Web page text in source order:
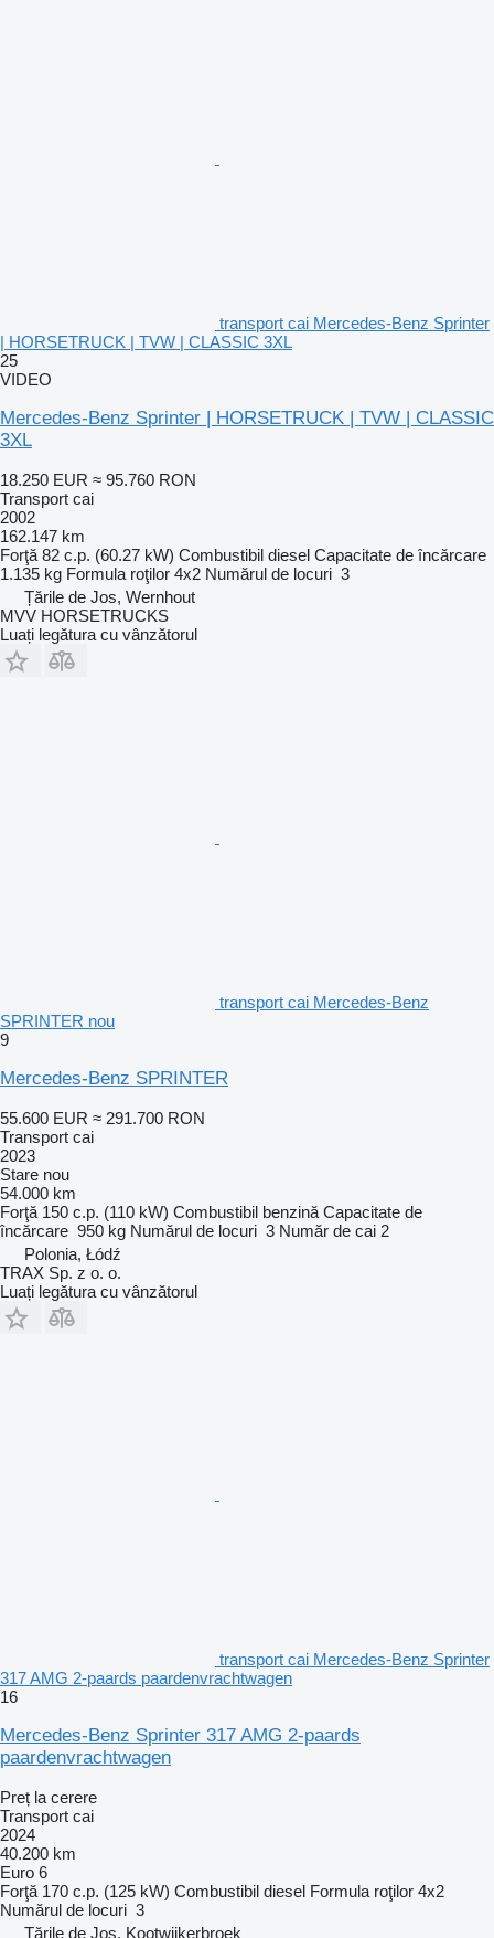
transport cai Mercedes-Benz Sprinter
| HORSETRUCK | TVW | CLASSIC 3XL
25
VIDEO
Mercedes-Benz Sprinter | HORSETRUCK | TVW | CLASSIC
3XL
18.250 EUR ≈ 95.760 RON
Transport cai
2002
162.147 km
Forţă 82 c.p. (60.27 kW) Combustibil diesel Capacitate de încărcare
1.135 kg Formula roţilor 4x2 Numărul de locuri 3
Țările de Jos, Wernhout
MVV HORSETRUCKS
Luați legătura cu vânzătorul
transport cai Mercedes-Benz
SPRINTER nou
9
Mercedes-Benz SPRINTER
55.600 EUR ≈ 291.700 RON
Transport cai
2023
Stare nou
54.000 km
Forţă 150 c.p. (110 kW) Combustibil benzină Capacitate de
încărcare 950 kg Numărul de locuri 3 Număr de cai 2
Polonia, Łódź
TRAX Sp. z o. o.
Luați legătura cu vânzătorul
transport cai Mercedes-Benz Sprinter
317 AMG 2-paards paardenvrachtwagen
16
Mercedes-Benz Sprinter 317 AMG 2-paards
paardenvrachtwagen
Preț la cerere
Transport cai
2024
40.200 km
Euro 6
Forţă 170 c.p. (125 kW) Combustibil diesel Formula roţilor 4x2
Numărul de locuri 3
Țările de Jos, Kootwijkerbroek